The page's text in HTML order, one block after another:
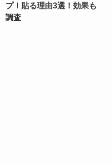
プ！貼る理由3選！効果も
調査